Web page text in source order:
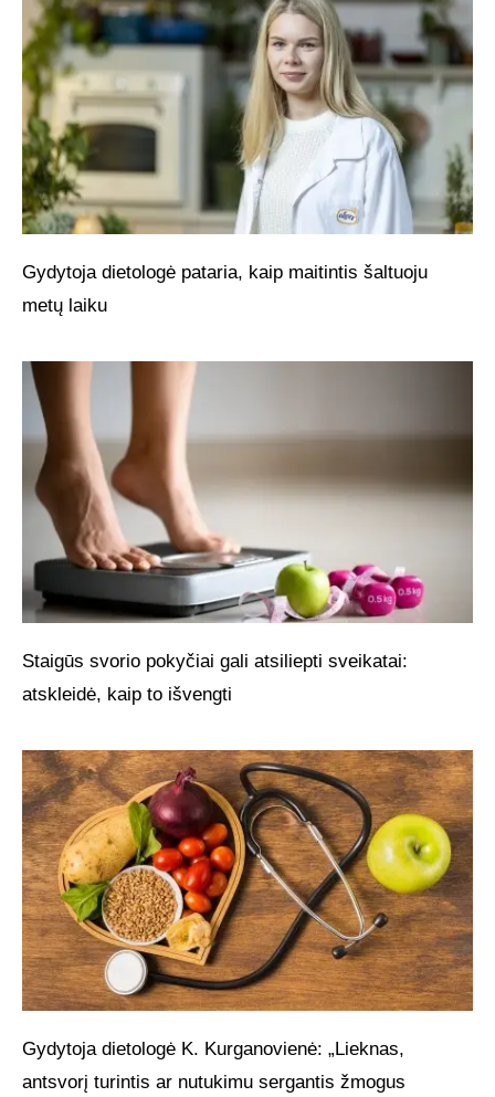
Gydytoja dietologė pataria, kaip maitintis šaltuoju
metų laiku
Staigūs svorio pokyčiai gali atsiliepti sveikatai:
atskleidė, kaip to išvengti
Gydytoja dietologė K. Kurganovienė: „Lieknas,
antsvorį turintis ar nutukimu sergantis žmogus